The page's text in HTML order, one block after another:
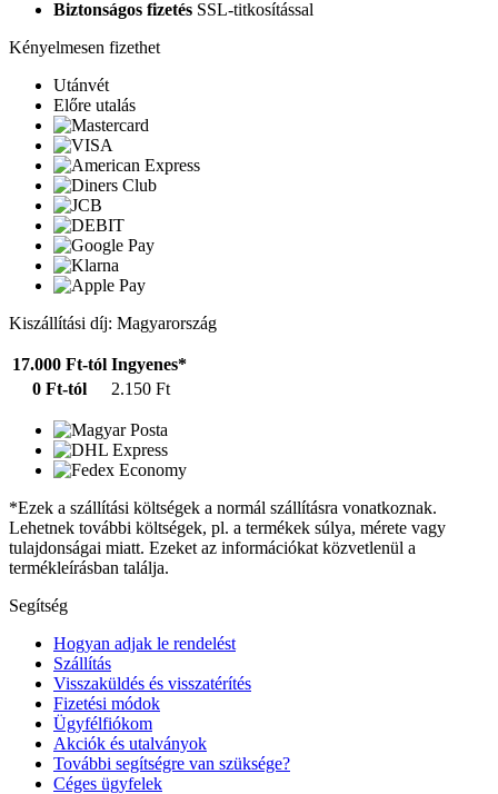
Biztonságos fizetés SSL-titkosítással
Kényelmesen fizethet
Utánvét
Előre utalás
Kiszállítási díj: Magyarország
17.000 Ft-tól Ingyenes*
0 Ft-tól
2.150 Ft
*Ezek a szállítási költségek a normál szállításra vonatkoznak.
Lehetnek további költségek, pl. a termékek súlya, mérete vagy
tulajdonságai miatt. Ezeket az információkat közvetlenül a
termékleírásban találja.
Segítség
Hogyan adjak le rendelést
Szállítás
Visszaküldés és visszatérítés
Fizetési módok
Ügyfélfiókom
Akciók és utalványok
További segítségre van szüksége?
Céges ügyfelek